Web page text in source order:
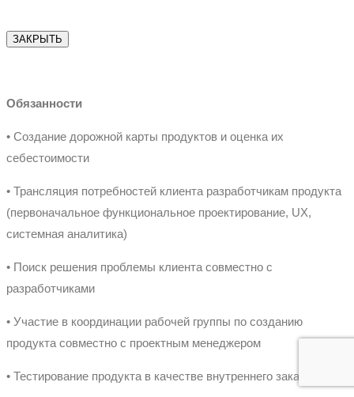
ЗАКРЫТЬ
Обязанности
• Создание дорожной карты продуктов и оценка их
себестоимости
• Трансляция потребностей клиента разработчикам продукта
(первоначальное функциональное проектирование, UX,
системная аналитика)
• Поиск решения проблемы клиента совместно с
разработчиками
• Участие в координации рабочей группы по созданию
продукта совместно с проектным менеджером
• Тестирование продукта в качестве внутреннего заказчика